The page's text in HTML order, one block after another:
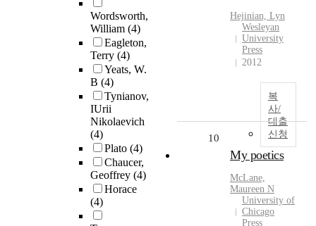
Wordsworth,
William (4)
Eagleton,
Terry (4)
Yeats, W.
B (4)
Tynianov,
IUrii
Nikolaevich
(4)
Plato (4)
Chaucer,
Geoffrey (4)
Horace
(4)
Hejinian, Lyn
Wesleyan
University
Press
2012
복
사/
대출
신청
10
My poetics
McLane,
Maureen N
University of
Chicago
Press